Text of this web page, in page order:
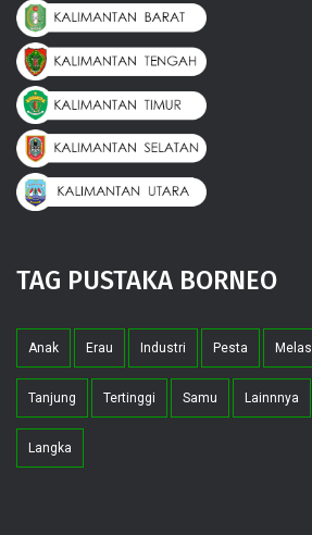
TAG PUSTAKA BORNEO
Anak Erau Industri Pesta Melas
Tanjung Tertinggi Samu Lainnnya
Langka